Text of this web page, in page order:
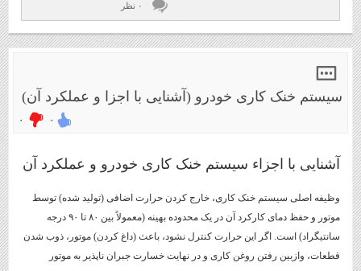
۰ نظر
سیستم خنک کاری خودرو (آشنایی با اجزا و عملکرد آن)
۰ ۰
آشنایی با اجزاء سیستم خنک کاری خودرو و عملکرد آن
وظیفه اصلی سیستم خنک کاری، خارج کردن حرارت اضافی (تولید شده) توسط
موتور و حفظ دمای کارکرد آن در یک محدوده بهینه (معمولاً بین ۸۰ تا ۹۰ درجه
سانتیگراد) است. اگر این حرارت کنترل نشود، باعث (داغ کردن) موتور، ذوب شدن
قطعات، وازبین رفتن روغن کاری و در نهایت خسارت جبران ناپذیر به موتور